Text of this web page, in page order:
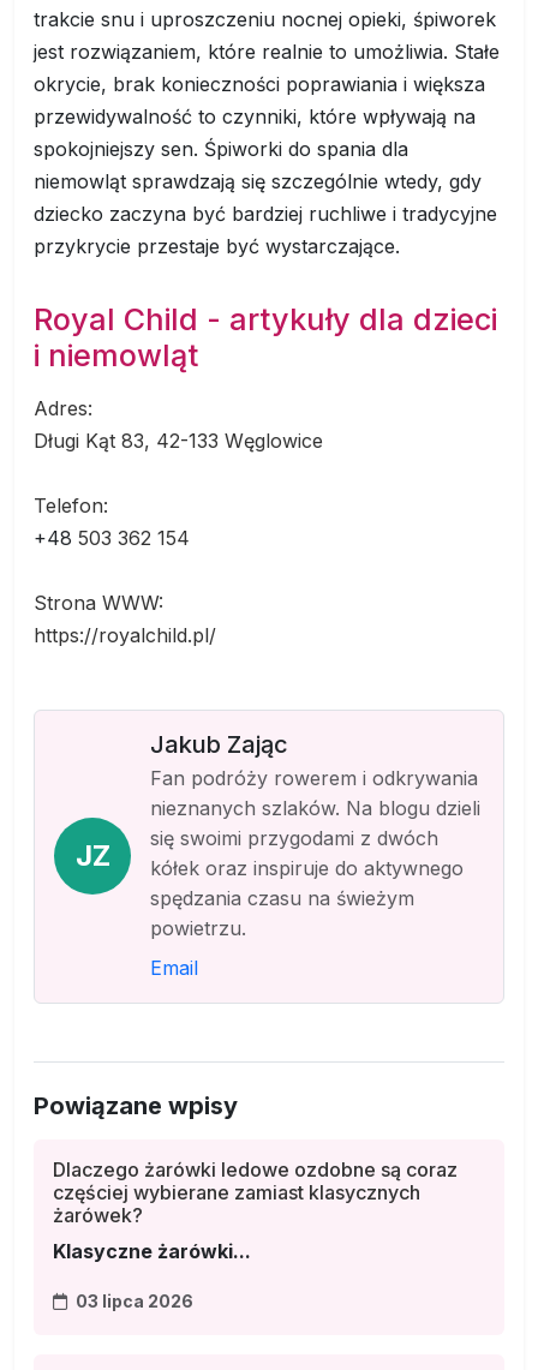
trakcie snu i uproszczeniu nocnej opieki, śpiworek
jest rozwiązaniem, które realnie to umożliwia. Stałe
okrycie, brak konieczności poprawiania i większa
przewidywalność to czynniki, które wpływają na
spokojniejszy sen. Śpiworki do spania dla
niemowląt sprawdzają się szczególnie wtedy, gdy
dziecko zaczyna być bardziej ruchliwe i tradycyjne
przykrycie przestaje być wystarczające.
Royal Child - artykuły dla dzieci
i niemowląt
Adres:
Długi Kąt 83, 42-133 Węglowice
Telefon:
+48 503 362 154
Strona WWW:
https://royalchild.pl/
JZ
Jakub Zając
Fan podróży rowerem i odkrywania
nieznanych szlaków. Na blogu dzieli
się swoimi przygodami z dwóch
kółek oraz inspiruje do aktywnego
spędzania czasu na świeżym
powietrzu.
Email
Powiązane wpisy
Dlaczego żarówki ledowe ozdobne są coraz
częściej wybierane zamiast klasycznych
żarówek?
Klasyczne żarówki...
03 lipca 2026